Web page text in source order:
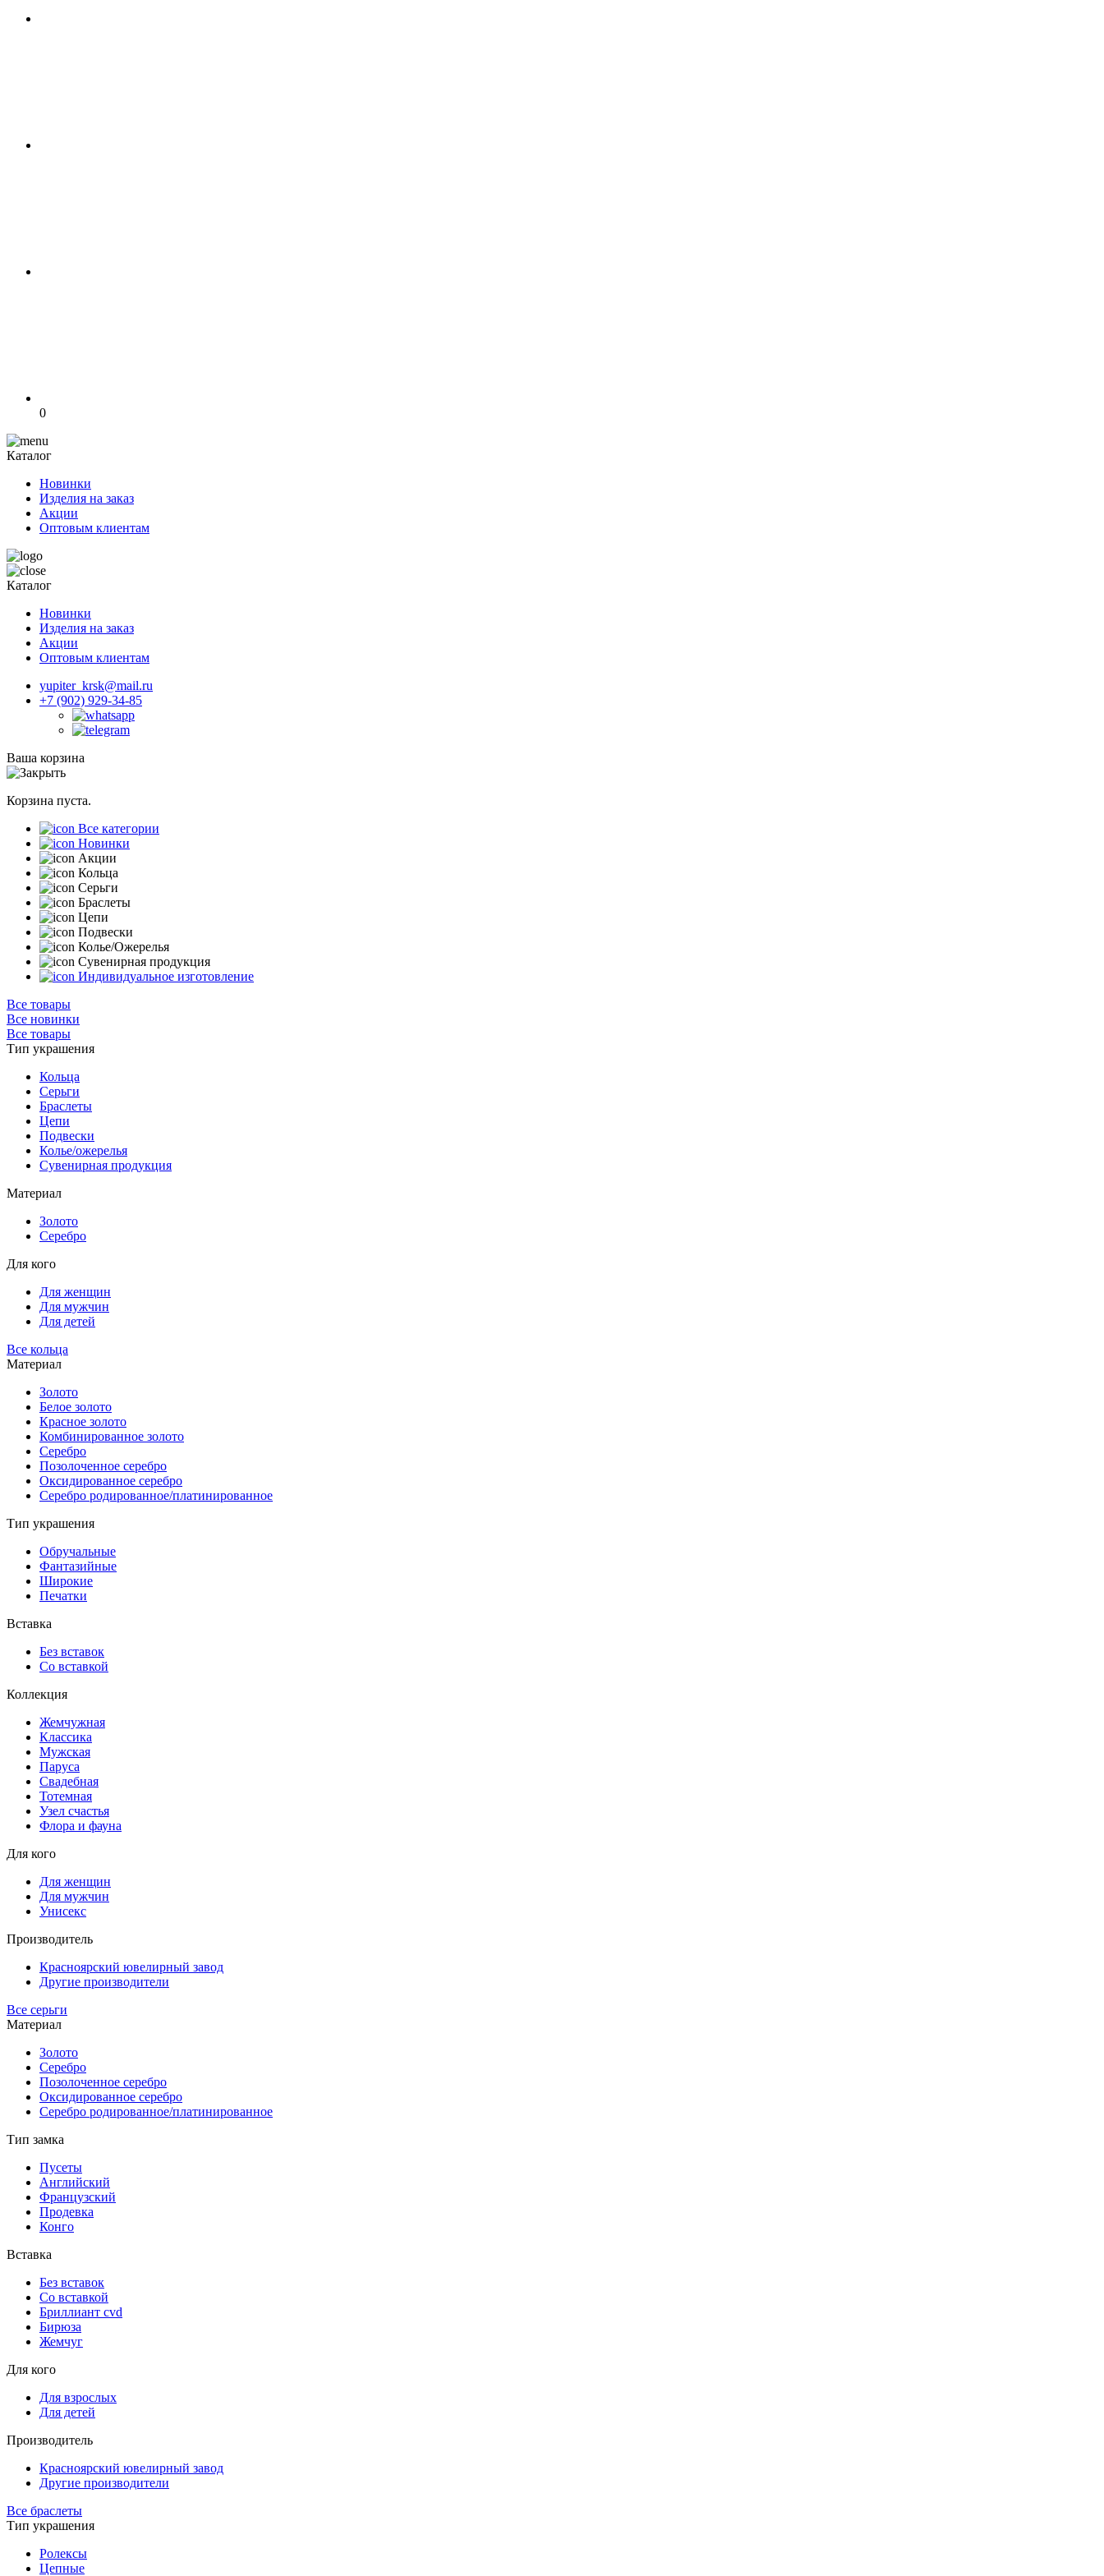
0
Каталог
Новинки
Изделия на заказ
Акции
Оптовым клиентам
Каталог
Новинки
Изделия на заказ
Акции
Оптовым клиентам
yupiter_krsk@mail.ru
+7 (902) 929-34-85
Ваша корзина
Корзина пуста.
Все категории
Новинки
Акции
Кольца
Серьги
Браслеты
Цепи
Подвески
Колье/Ожерелья
Сувенирная продукция
Индивидуальное изготовление
Все товары
Все новинки
Все товары
Тип украшения
Кольца
Серьги
Браслеты
Цепи
Подвески
Колье/ожерелья
Сувенирная продукция
Материал
Золото
Серебро
Для кого
Для женщин
Для мужчин
Для детей
Все кольца
Материал
Золото
Белое золото
Красное золото
Комбинированное золото
Серебро
Позолоченное серебро
Оксидированное серебро
Серебро родированное/платинированное
Тип украшения
Обручальные
Фантазийные
Широкие
Печатки
Вставка
Без вставок
Со вставкой
Коллекция
Жемчужная
Классика
Мужская
Паруса
Свадебная
Тотемная
Узел счастья
Флора и фауна
Для кого
Для женщин
Для мужчин
Унисекс
Производитель
Красноярский ювелирный завод
Другие производители
Все серьги
Материал
Золото
Серебро
Позолоченное серебро
Оксидированное серебро
Серебро родированное/платинированное
Тип замка
Пусеты
Английский
Французский
Продевка
Конго
Вставка
Без вставок
Со вставкой
Бриллиант cvd
Бирюза
Жемчуг
Для кого
Для взрослых
Для детей
Производитель
Красноярский ювелирный завод
Другие производители
Все браслеты
Тип украшения
Ролексы
Цепные